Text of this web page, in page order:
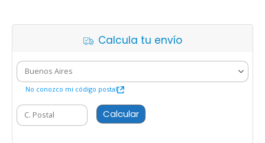
Calcula tu envío
No conozco mi código postal
Calcular